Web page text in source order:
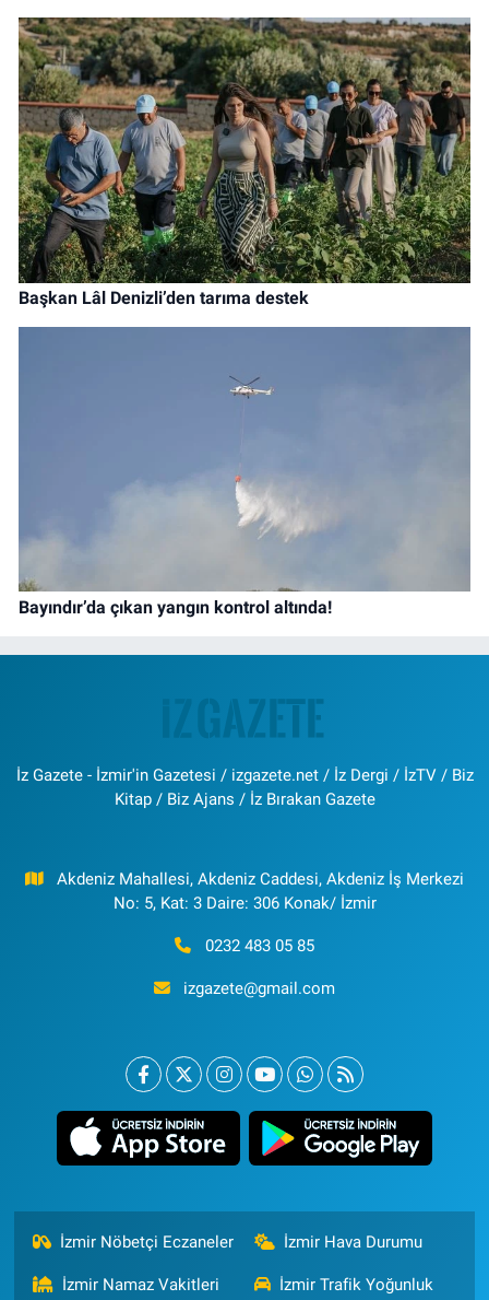
Başkan Lâl Denizli’den tarıma destek
Bayındır’da çıkan yangın kontrol altında!
İz Gazete - İzmir'in Gazetesi / izgazete.net / İz Dergi / İzTV / Biz
Kitap / Biz Ajans / İz Bırakan Gazete
Akdeniz Mahallesi, Akdeniz Caddesi, Akdeniz İş Merkezi
No: 5, Kat: 3 Daire: 306 Konak/ İzmir
0232 483 05 85
izgazete@gmail.com
İzmir Nöbetçi Eczaneler İzmir Hava Durumu
İzmir Namaz Vakitleri
İzmir Trafik Yoğunluk